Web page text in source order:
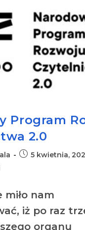
Program
2.0
5 kwietnia,
miło nam
iż po raz
organu